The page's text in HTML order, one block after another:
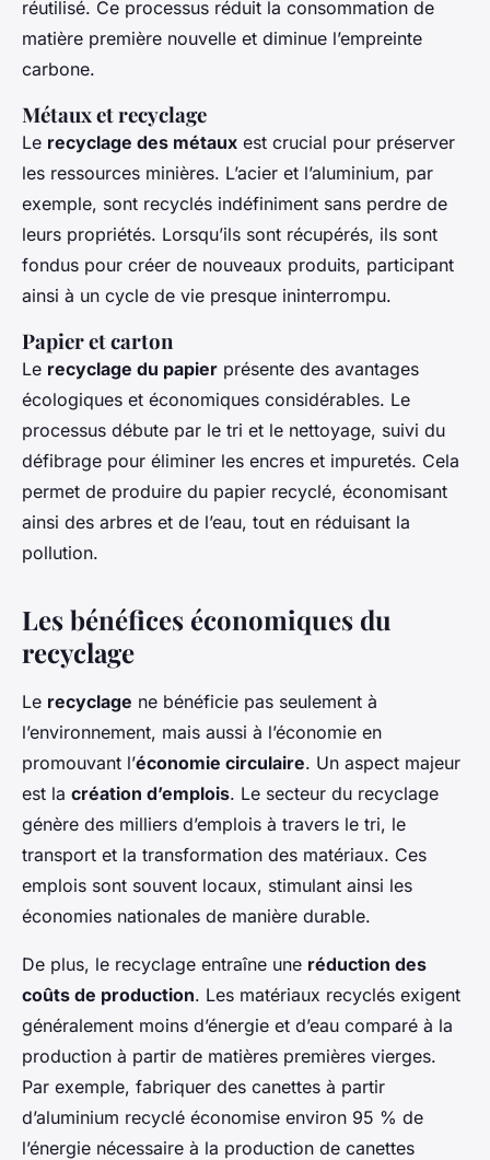
réutilisé. Ce processus réduit la consommation de
matière première nouvelle et diminue l’empreinte
carbone.
Métaux et recyclage
Le recyclage des métaux est crucial pour préserver
les ressources minières. L’acier et l’aluminium, par
exemple, sont recyclés indéfiniment sans perdre de
leurs propriétés. Lorsqu’ils sont récupérés, ils sont
fondus pour créer de nouveaux produits, participant
ainsi à un cycle de vie presque ininterrompu.
Papier et carton
Le recyclage du papier présente des avantages
écologiques et économiques considérables. Le
processus débute par le tri et le nettoyage, suivi du
défibrage pour éliminer les encres et impuretés. Cela
permet de produire du papier recyclé, économisant
ainsi des arbres et de l’eau, tout en réduisant la
pollution.
Les bénéfices économiques du
recyclage
Le recyclage ne bénéficie pas seulement à
l’environnement, mais aussi à l’économie en
promouvant l’économie circulaire. Un aspect majeur
est la création d’emplois. Le secteur du recyclage
génère des milliers d’emplois à travers le tri, le
transport et la transformation des matériaux. Ces
emplois sont souvent locaux, stimulant ainsi les
économies nationales de manière durable.
De plus, le recyclage entraîne une réduction des
coûts de production. Les matériaux recyclés exigent
généralement moins d’énergie et d’eau comparé à la
production à partir de matières premières vierges.
Par exemple, fabriquer des canettes à partir
d’aluminium recyclé économise environ 95 % de
l’énergie nécessaire à la production de canettes